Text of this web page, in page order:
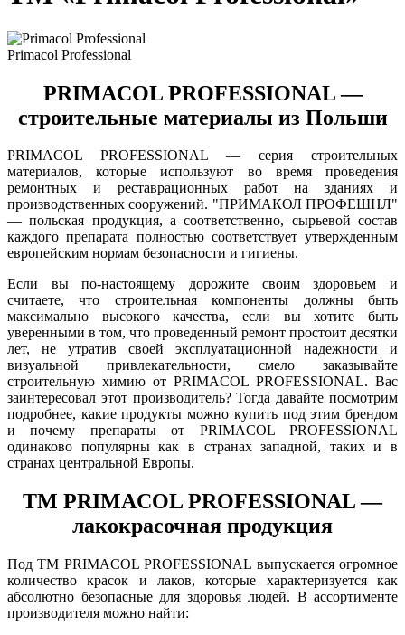
Primacol Professional
PRIMACOL PROFESSIONAL —
строительные материалы из Польши
PRIMACOL PROFESSIONAL — серия строительных
материалов, которые используют во время проведения
ремонтных и реставрационных работ на зданиях и
производственных сооружений. "ПРИМАКОЛ ПРОФЕШНЛ"
— польская продукция, а соответственно, сырьевой состав
каждого препарата полностью соответствует утвержденным
европейским нормам безопасности и гигиены.
Если вы по-настоящему дорожите своим здоровьем и
считаете, что строительная компоненты должны быть
максимально высокого качества, если вы хотите быть
уверенными в том, что проведенный ремонт простоит десятки
лет, не утратив своей эксплуатационной надежности и
визуальной привлекательности, смело заказывайте
строительную химию от PRIMACOL PROFESSIONAL. Вас
заинтересовал этот производитель? Тогда давайте посмотрим
подробнее, какие продукты можно купить под этим брендом
и почему препараты от PRIMACOL PROFESSIONAL
одинаково популярны как в странах западной, таких и в
странах центральной Европы.
ТМ PRIMACOL PROFESSIONAL —
лакокрасочная продукция
Под ТМ PRIMACOL PROFESSIONAL выпускается огромное
количество красок и лаков, которые характеризуется как
абсолютно безопасные для здоровья людей. В ассортименте
производителя можно найти: